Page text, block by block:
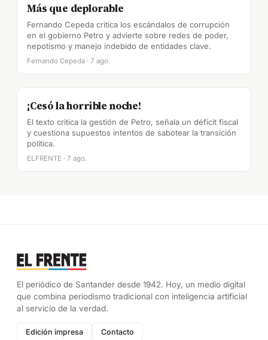
Más que deplorable
Fernando Cepeda critica los escándalos de corrupción
en el gobierno Petro y advierte sobre redes de poder,
nepotismo y manejo indebido de entidades clave.
Fernando Cepeda · 7 ago.
¡Cesó la horrible noche!
El texto critica la gestión de Petro, señala un déficit fiscal
y cuestiona supuestos intentos de sabotear la transición
política.
ELFRENTE · 7 ago.
El periódico de Santander desde 1942. Hoy, un medio digital
que combina periodismo tradicional con inteligencia artificial
al servicio de la verdad.
Edición impresa Contacto